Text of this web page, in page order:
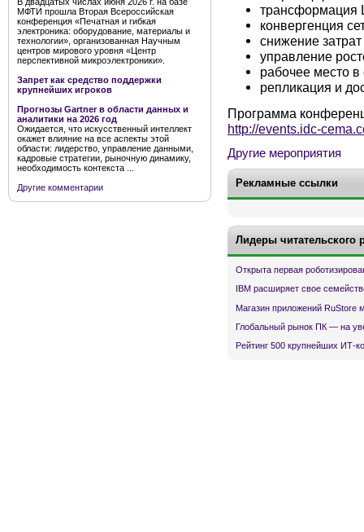
МФТИ прошла Вторая Всероссийская
конференция «Печатная и гибкая
электроника: оборудование, материалы и
технологии», организованная Научным
центров мирового уровня «Центр
перспективной микроэлектроники».
Запрет как средство поддержки
крупнейших игроков
Прогнозы Gartner в области данных и
аналитики на 2026 год
Ожидается, что искусственный интеллект
окажет влияние на все аспекты этой
области: лидерство, управление данными,
кадровые стратегии, рыночную динамику,
необходимость контекста ...
Другие комментарии
трансформация
конвергенция
снижение
управление
рабочее место в
репликация и
Программа
http://events.idc-
Другие мероприятия
Рекламные ссылки
Лидеры читательского
Открыта первая
IBM расширяет свое
Магазин приложений RuStore
Глобальный рынок ПК — на
Рейтинг 500 крупнейших ИТ-